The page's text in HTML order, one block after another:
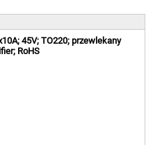
45V; TO220; przewlekany
RoHS